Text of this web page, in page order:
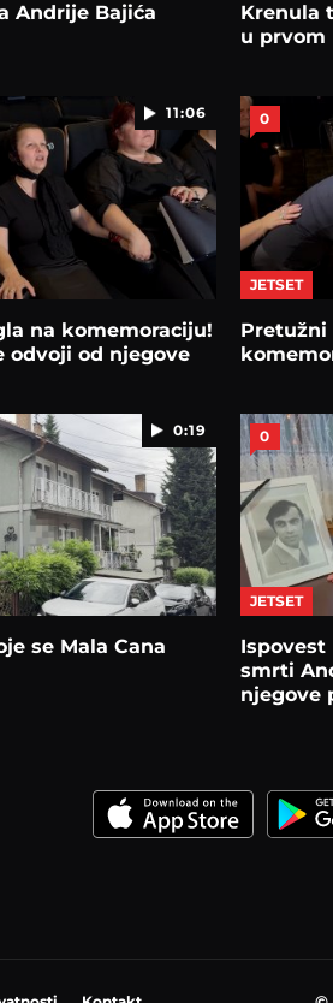
Andrije Bajića
Krenula
u prvom
11:06
na komemoraciju!
odvoji od njegove
0
JETSET
Pretužni
0:19
se Mala Cana
0
JETSET
Ispovest
smrti
njegove